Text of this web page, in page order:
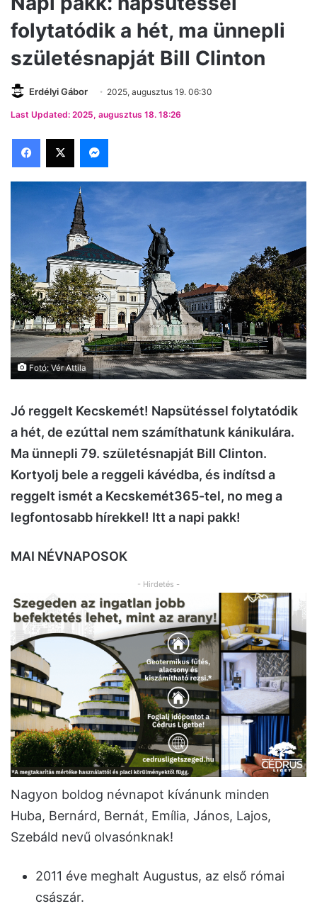
folytatódik a hét, ma ünnepli
születésnapját Bill Clinton
Erdélyi Gábor 2025, augusztus 19. 06:30
Last Updated: 2025, augusztus 18. 18:26
Facebook
X Messenger
Fotó: Vér Attila
Jó reggelt Kecskemét! Napsütéssel folytatódik
a hét, de ezúttal nem számíthatunk kánikulára.
Ma ünnepli 79. születésnapját Bill Clinton.
Kortyolj bele a reggeli kávédba, és indítsd a
reggelt ismét a Kecskemét365-tel, no meg a
legfontosabb hírekkel! Itt a napi pakk!
MAI NÉVNAPOSOK
- Hirdetés -
Nagyon boldog névnapot kívánunk minden
Huba, Bernárd, Bernát, Emília, János, Lajos,
Szebáld nevű olvasónknak!
2011 éve meghalt Augustus, az első római
császár.